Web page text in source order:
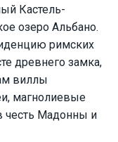
Кастель-
озеро Альбано.
римских
древнего замка,
виллы
магнолиевые
честь Мадонны и